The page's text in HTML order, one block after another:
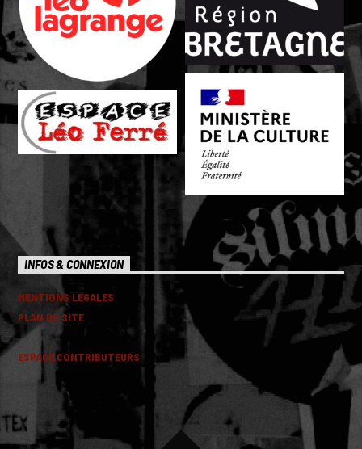
INFOS & CONNEXION
MENTIONS LEGALES
PLAN DU SITE
ESPACE CONTRIBUTEURS